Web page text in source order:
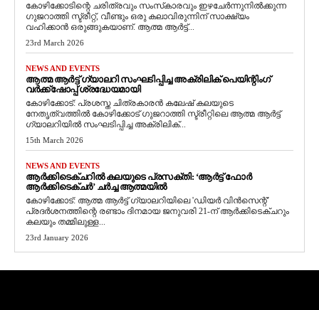
കോഴിക്കോടിന്റെ ചരിത്രവും സംസ്‌കാരവും ഇഴചേർന്നുനിൽക്കുന്ന
ഗുജറാത്തി സ്ട്രീറ്റ്, വീണ്ടും ഒരു കലാവിരുന്നിന് സാക്ഷ്യം
വഹിക്കാൻ ഒരുങ്ങുകയാണ്. ആത്മ ആർട്ട്...
23rd March 2026
NEWS AND EVENTS
ആത്മ ആർട്ട് ഗ്യാലറി സംഘടിപ്പിച്ച അക്രിലിക് പെയിന്റിംഗ്
വർക്ക്‌ഷോപ്പ് ശ്രദ്ധേയമായി
കോഴിക്കോട്: പ്രശസ്ത ചിത്രകാരൻ കലേഷ് കലയുടെ
നേതൃത്വത്തിൽ കോഴിക്കോട് ഗുജറാത്തി സ്ട്രീറ്റിലെ ആത്മ ആർട്ട്
ഗ്യാലറിയിൽ സംഘടിപ്പിച്ച അക്രിലിക്...
15th March 2026
NEWS AND EVENTS
ആർക്കിടെക്ചറിൽ കലയുടെ പ്രസക്തി: ‘ആർട്ട് ഫോർ
ആർക്കിടെക്ചർ’ ചർച്ച ആത്മയിൽ
​കോഴിക്കോട്: ആത്മ ആർട്ട് ഗ്യാലറിയിലെ 'ഡിയർ വിൻസെന്റ്'
പ്രദർശനത്തിന്റെ രണ്ടാം ദിനമായ ജനുവരി 21-ന് ആർക്കിടെക്ചറും
കലയും തമ്മിലുള്ള...
23rd January 2026